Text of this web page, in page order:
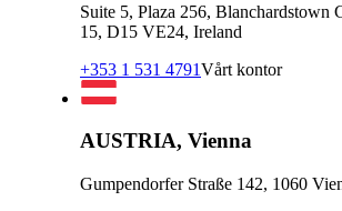
Suite 5, Plaza 256, Blanchardstown
15, D15 VE24, Ireland
+353 1 531 4791Vårt kontor
AUSTRIA, Vienna
Gumpendorfer Straße 142, 1060